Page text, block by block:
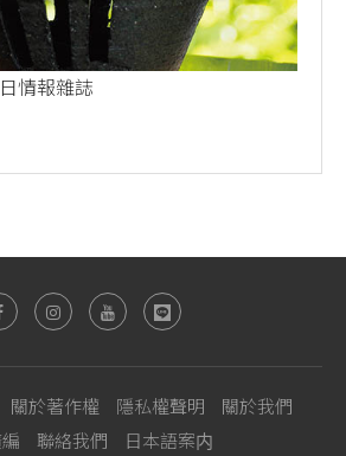
情報雜誌
關於著作權 隱私權聲明
關於我們
聯絡我們 日本語案内